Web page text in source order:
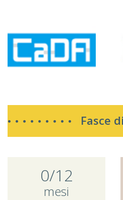
Fasce
0/12
mesi